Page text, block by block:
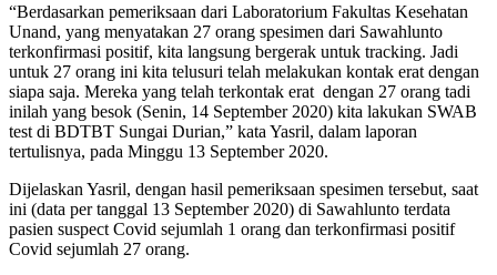
“Berdasarkan pemeriksaan dari Laboratorium Fakultas Kesehatan
Unand, yang menyatakan 27 orang spesimen dari Sawahlunto
terkonfirmasi positif, kita langsung bergerak untuk tracking. Jadi
untuk 27 orang ini kita telusuri telah melakukan kontak erat dengan
siapa saja. Mereka yang telah terkontak erat dengan 27 orang tadi
inilah yang besok (Senin, 14 September 2020) kita lakukan SWAB
test di BDTBT Sungai Durian,” kata Yasril, dalam laporan
tertulisnya, pada Minggu 13 September 2020.
Dijelaskan Yasril, dengan hasil pemeriksaan spesimen tersebut, saat
ini (data per tanggal 13 September 2020) di Sawahlunto terdata
pasien suspect Covid sejumlah 1 orang dan terkonfirmasi positif
Covid sejumlah 27 orang.